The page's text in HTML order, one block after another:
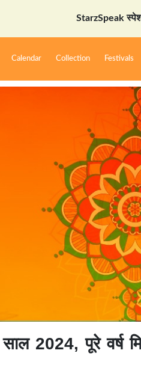
StarzSpeak स्पेशल: अयोध्या
Calendar Collection Festivals
2024, पूरे वर्ष